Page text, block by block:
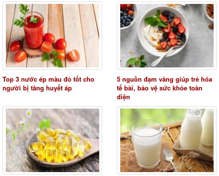
Top 3 nước ép màu đỏ tốt cho
người bị tăng huyết áp
5 nguồn đạm vàng giúp trẻ hóa
tế bài, bảo vệ sức khỏe toàn
diện